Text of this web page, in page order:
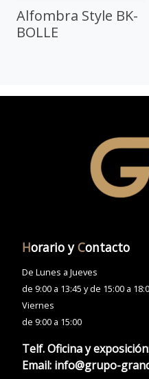
Alfombra Style BK-
BOLLE
Horario yContacto
De Lunes a Jueves
de 9:00 a 13:45 y de 15:00 a
Viernes
de 9:00 a 15:00
Telf. Oficina y
Email: info@grupo-